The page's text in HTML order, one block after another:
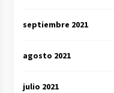
septiembre 2021
agosto 2021
julio 2021